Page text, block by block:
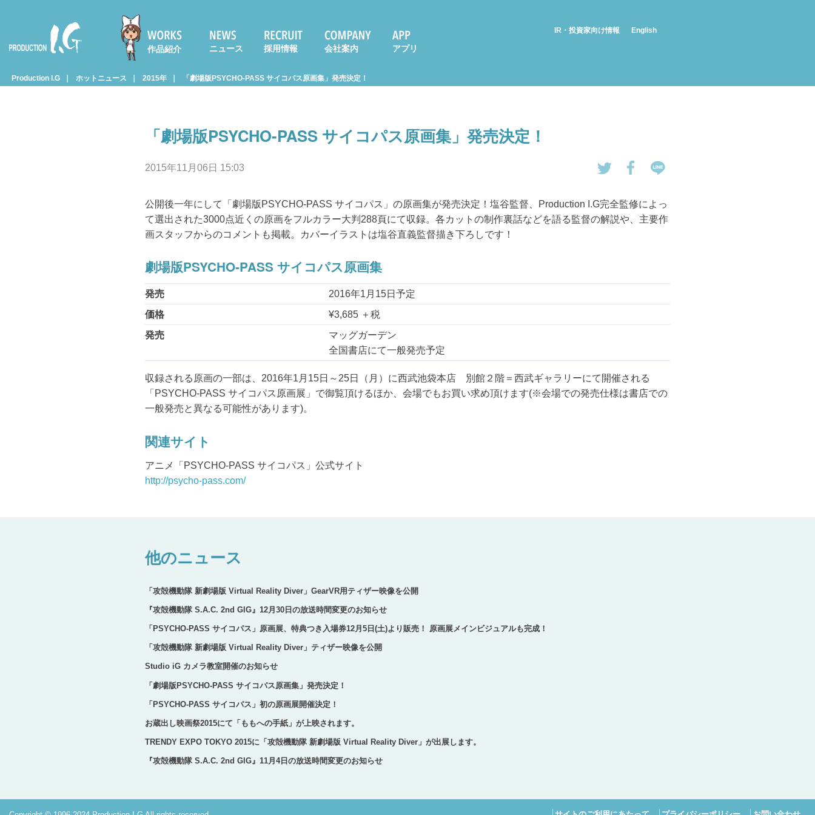
Prod
作品紹介 ニュース 採用情報 会社案内 アプリ
IR・投資家向け情報 English
Production I.G ホットニュース 2015年 「劇場版PSYCHO-PASS サイコパス原画集」発売決定！
「劇場版PSYCHO-PASS サイコパス原画集」発売決定！
2015年11月06日 15:03
eet
す
る
bo
ok
ア
で
送
公開後一年にして「劇場版PSYCHO-PASS サイコパス」の原画集が発売決定！塩谷監督、Production I.G完全監修によっ
て選出された3000点近くの原画をフルカラー大判288頁にて収録。各カットの制作裏話などを語る監督の解説や、主要作
画スタッフからのコメントも掲載。カバーイラストは塩谷直義監督描き下ろしです！
劇場版PSYCHO-PASS サイコパス原画集
発売
2016年1月15日予定
価格
¥3,685 ＋税
発売
マッグガーデン
全国書店にて一般発売予定
収録される原画の一部は、2016年1月15日～25日（月）に西武池袋本店 別館２階＝西武ギャラリーにて開催される
「PSYCHO-PASS サイコパス原画展」で御覧頂けるほか、会場でもお買い求め頂けます(※会場での発売仕様は書店での
一般発売と異なる可能性があります)。
関連サイト
アニメ「PSYCHO-PASS サイコパス」公式サイト
http://psycho-pass.com/
他のニュース
「攻殻機動隊 新劇場版 Virtual Reality Diver」GearVR用ティザー映像を公開
『攻殻機動隊 S.A.C. 2nd GIG』12月30日の放送時間変更のお知らせ
「PSYCHO-PASS サイコパス」原画展、特典つき入場券12月5日(土)より販売！ 原画展メインビジュアルも完成！
「攻殻機動隊 新劇場版 Virtual Reality Diver」ティザー映像を公開
Studio iG カメラ教室開催のお知らせ
「劇場版PSYCHO-PASS サイコパス原画集」発売決定！
「PSYCHO-PASS サイコパス」初の原画展開催決定！
お蔵出し映画祭2015にて「ももへの手紙」が上映されます。
TRENDY EXPO TOKYO 2015に「攻殻機動隊 新劇場版 Virtual Reality Diver」が出展します。
『攻殻機動隊 S.A.C. 2nd GIG』11月4日の放送時間変更のお知らせ